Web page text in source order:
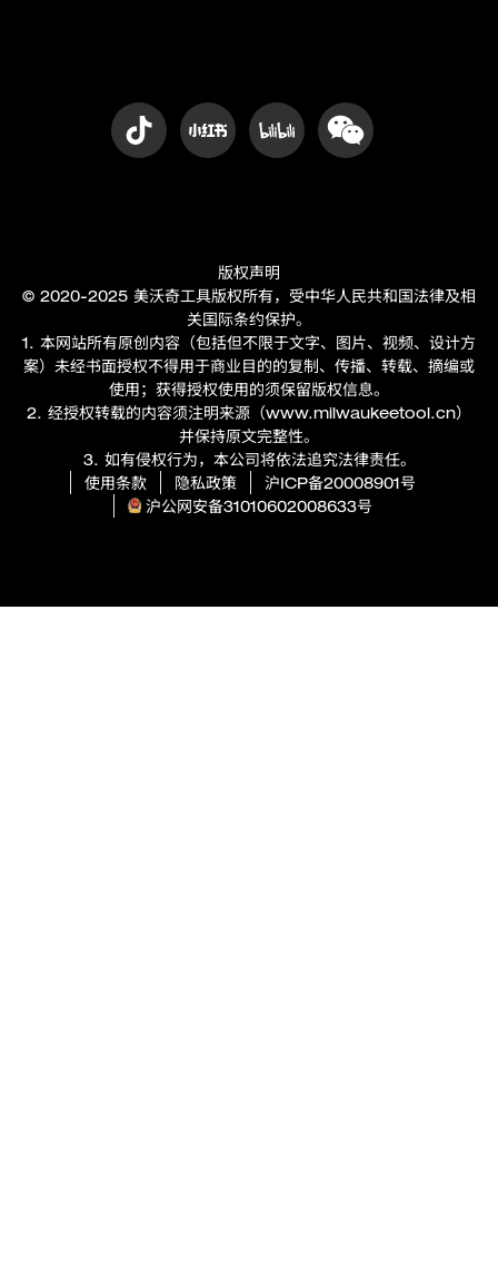
版权声明
© 2020-2025 美沃奇工具版权所有，受中华人民共和国法律及相
关国际条约保护。
1. 本网站所有原创内容（包括但不限于文字、图片、视频、设计方
案）未经书面授权不得用于商业目的的复制、传播、转载、摘编或
使用；获得授权使用的须保留版权信息。
2. 经授权转载的内容须注明来源（www.milwaukeetool.cn）
并保持原文完整性。
3. 如有侵权行为，本公司将依法追究法律责任。
使用条款
隐私政策
沪ICP备20008901号
沪公网安备31010602008633号